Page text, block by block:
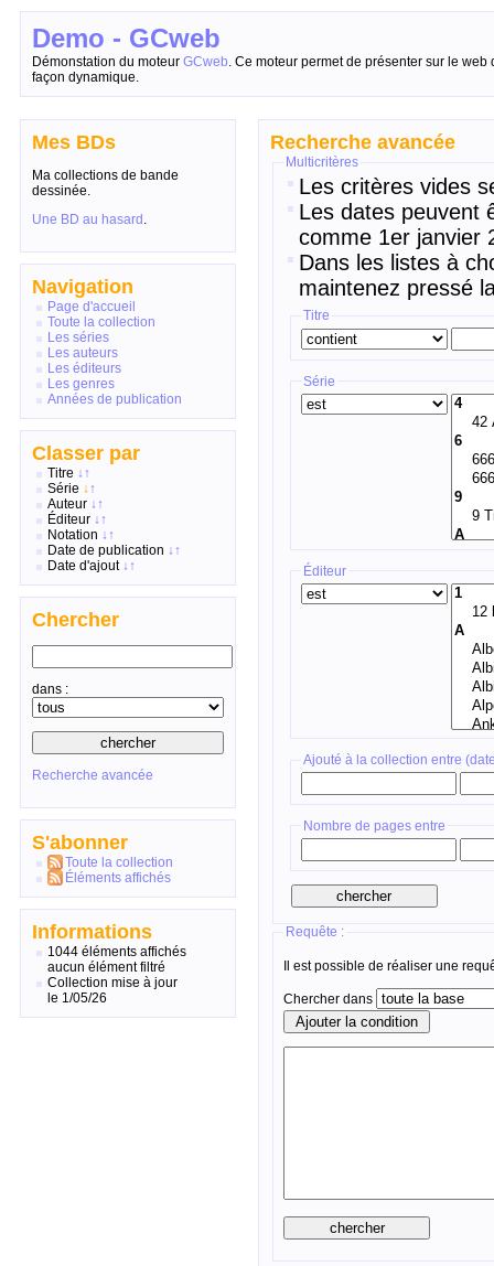
Demo - GCweb
Démonstation du moteur GCweb. Ce moteur permet de présenter sur le
façon dynamique.
Mes BDs
Ma collections de bande
dessinée.
Une BD au hasard .
Navigation
Page d'accueil
Toute la collection
Les séries
Les auteurs
Les éditeurs
Les genres
Années de publication
Classer par
Titre ↓↑
Série ↓↑
Auteur ↓↑
Éditeur ↓↑
Notation ↓↑
Date de publication ↓↑
Date d'ajout ↓↑
Chercher
dans :
Recherche avancée
S'abonner
Toute la collection
Éléments affichés
Informations
1044 éléments affichés
aucun élément filtré
Collection mise à jour
le 1/05/26
Recherche avancée
Multicritères
Les critères vides
Les dates peuvent
comme 1er janvier
Dans les listes à
maintenez pressé
Titre
Série
Éditeur
Ajouté à la collection entre
Nombre de pages entre
Requête :
Il est possible de réaliser une
Chercher dans